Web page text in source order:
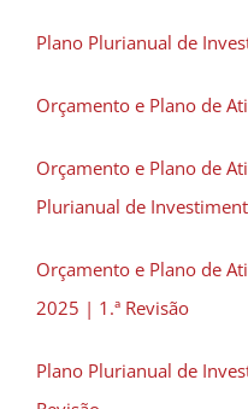
Plano Plurianual de
Orçamento e Plano de
Orçamento e Plano de
Plurianual de
Orçamento e Plano de
2025 | 1.ª Revisão
Plano Plurianual de